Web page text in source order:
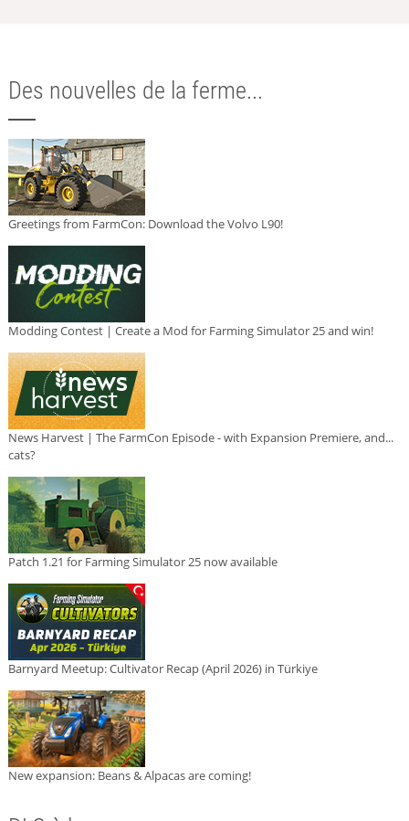
Des nouvelles de la ferme...
Greetings from FarmCon: Download the Volvo L90!
Modding Contest | Create a Mod for Farming Simulator 25 and win!
News Harvest | The FarmCon Episode - with Expansion Premiere, and...
cats?
Patch 1.21 for Farming Simulator 25 now available
Barnyard Meetup: Cultivator Recap (April 2026) in Türkiye
New expansion: Beans & Alpacas are coming!